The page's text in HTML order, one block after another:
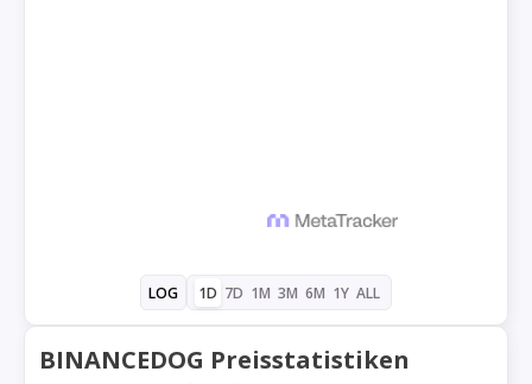
LOG 1D 7D 1M 3M 6M 1Y ALL
BINANCEDOG Preisstatistiken